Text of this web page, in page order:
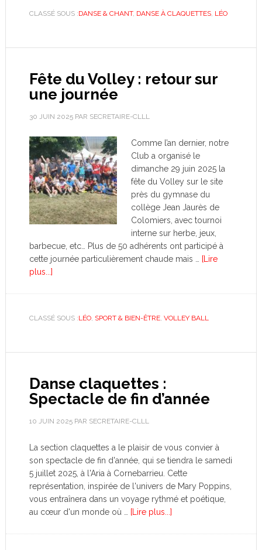
CLASSÉ SOUS :DANSE & CHANT, DANSE À CLAQUETTES, LÉO
Fête du Volley : retour sur
une journée
30 JUIN 2025PAR SECRETAIRE-CLLL
Comme l’an dernier, notre
Club a organisé le
dimanche 29 juin 2025 la
fête du Volley sur le site
près du gymnase du
collège Jean Jaurès de
Colomiers, avec tournoi
interne sur herbe, jeux,
barbecue, etc… Plus de 50 adhérents ont participé à
cette journée particulièrement chaude mais …
[Lire
plus...]
CLASSÉ SOUS :LÉO, SPORT & BIEN-ÊTRE, VOLLEY BALL
Danse claquettes :
Spectacle de fin d’année
10 JUIN 2025PAR SECRETAIRE-CLLL
La section claquettes a le plaisir de vous convier à
son spectacle de fin d'année, qui se tiendra le samedi
5 juillet 2025, à l'Aria à Cornebarrieu. Cette
représentation, inspirée de l'univers de Mary Poppins,
vous entraînera dans un voyage rythmé et poétique,
au cœur d'un monde où …
[Lire plus...]